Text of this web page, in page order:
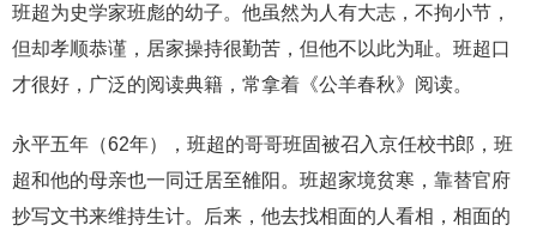
班超为史学家班彪的幼子。他虽然为人有大志，不拘小节，
但却孝顺恭谨，居家操持很勤苦，但他不以此为耻。班超口
才很好，广泛的阅读典籍，常拿着《公羊春秋》阅读。
永平五年（62年），班超的哥哥班固被召入京任校书郎，班
超和他的母亲也一同迁居至雒阳。班超家境贫寒，靠替官府
抄写文书来维持生计。后来，他去找相面的人看相，相面的